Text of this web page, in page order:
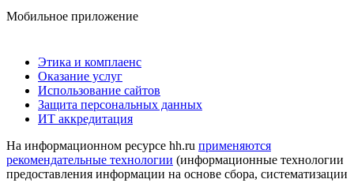
Мобильное приложение
Этика и комплаенс
Оказание услуг
Использование сайтов
Защита персональных данных
ИТ аккредитация
На информационном ресурсе hh.ru применяются
рекомендательные технологии (информационные технологии
предоставления информации на основе сбора, систематизации